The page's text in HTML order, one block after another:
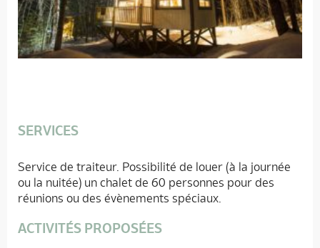
SERVICES
Service de traiteur. Possibilité de louer (à la journée
ou la nuitée) un chalet de 60 personnes pour des
réunions ou des évènements spéciaux.
ACTIVITÉS PROPOSÉES